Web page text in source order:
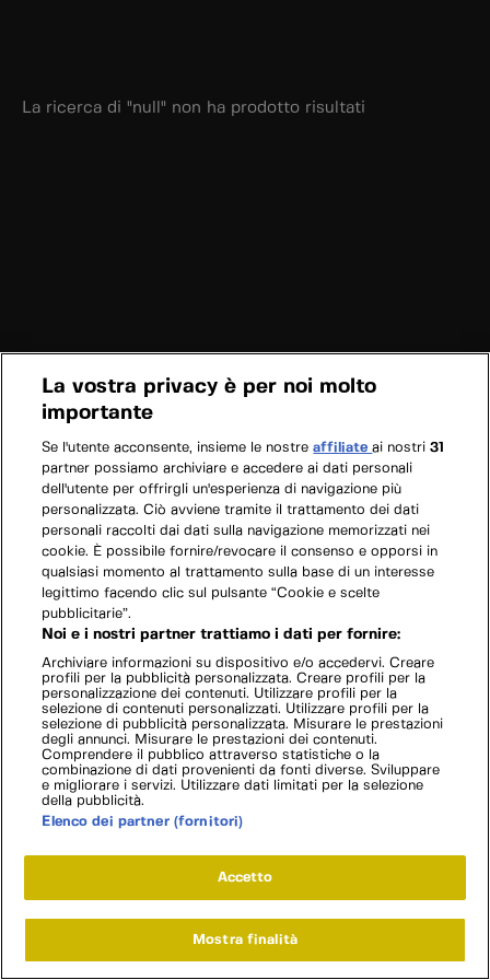
La ricerca di "null" non ha prodotto risultati
La vostra privacy è per noi molto
importante
Se l'utente acconsente, insieme le nostreaffiliateai nostri31
partner possiamo archiviare e accedere ai dati personali
dell'utente per offrirgli un'esperienza di navigazione più
personalizzata. Ciò avviene tramite il trattamento dei dati
personali raccolti dai dati sulla navigazione memorizzati nei
cookie. È possibile fornire/revocare il consenso e opporsi in
qualsiasi momento al trattamento sulla base di un interesse
legittimo facendo clic sul pulsante “Cookie e scelte
pubblicitarie”.
Noi e i nostri partner trattiamo i dati per fornire:
Archiviare informazioni su dispositivo e/o accedervi. Creare
profili per la pubblicità personalizzata. Creare profili per la
personalizzazione dei contenuti. Utilizzare profili per la
selezione di contenuti personalizzati. Utilizzare profili per la
selezione di pubblicità personalizzata. Misurare le prestazioni
degli annunci. Misurare le prestazioni dei contenuti.
Comprendere il pubblico attraverso statistiche o la
combinazione di dati provenienti da fonti diverse. Sviluppare
e migliorare i servizi. Utilizzare dati limitati per la selezione
della pubblicità.
Elenco dei partner (fornitori)
Accetto
Mostra finalità